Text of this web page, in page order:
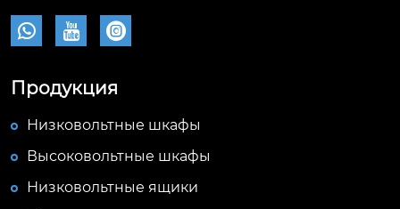
  
Продукция
Низковольтные шкафы
Высоковольтные шкафы
Низковольтные ящики